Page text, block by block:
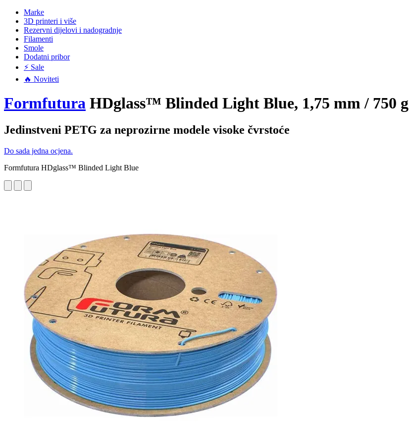
Marke
3D printeri i više
Rezervni dijelovi i nadogradnje
Filamenti
Smole
Dodatni pribor
⚡ Sale
🔥 Noviteti
Formfutura HDglass™ Blinded Light Blue, 1,75 mm / 750 g
Jedinstveni PETG za neprozirne modele visoke čvrstoće
Do sada jedna ocjena.
Formfutura HDglass™ Blinded Light Blue